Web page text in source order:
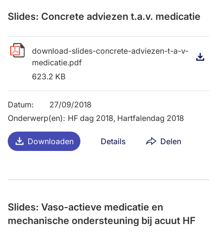
Downloaden Details Delen
Slides: Concrete adviezen t.a.v. medicatie
download-slides-concrete-adviezen-t-a-v-
medicatie.pdf
623.2 KB
Datum:
27/09/2018
Onderwerp(en): HF dag 2018, Hartfalendag 2018
Slides: Vaso-actieve medicatie en
mechanische ondersteuning bij acuut HF